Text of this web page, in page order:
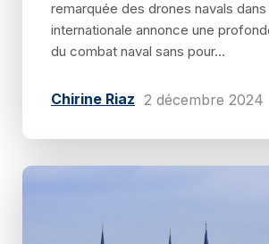
remarquée des drones navals dans
internationale annonce une
du combat naval sans pour...
Chirine Riaz 2 décembre 2024